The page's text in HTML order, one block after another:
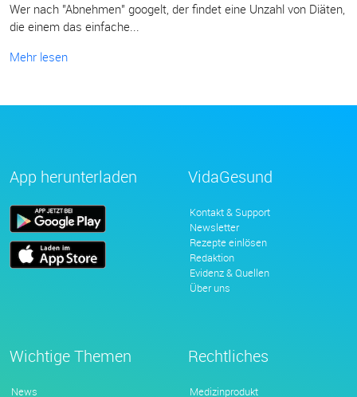
Wer nach "Abnehmen" googelt, der findet eine Unzahl von Diäten,
die einem das einfache...
Mehr lesen
App herunterladen VidaGesund
Kontakt & Support
Newsletter
Rezepte einlösen
Redaktion
Evidenz & Quellen
Über uns
Wichtige Themen
News
Rechtliches
Medizinprodukt